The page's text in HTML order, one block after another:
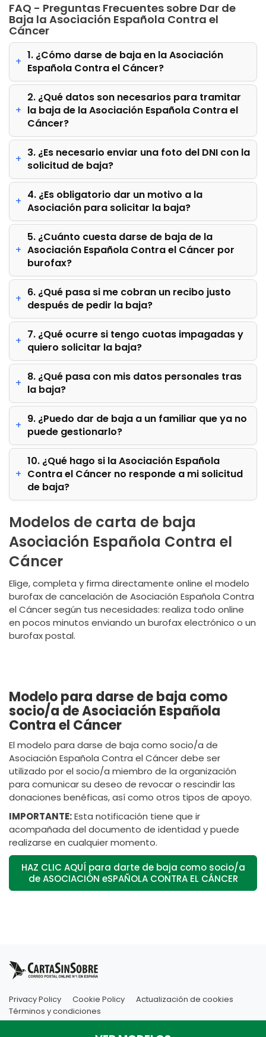
FAQ - Preguntas Frecuentes sobre Dar de
Baja la Asociación Española Contra el
Cáncer
1. ¿Cómo darse de baja en la Asociación
Española Contra el Cáncer?
2. ¿Qué datos son necesarios para tramitar
la baja de la Asociación Española Contra el
Cáncer?
3. ¿Es necesario enviar una foto del DNI con la
solicitud de baja?
4. ¿Es obligatorio dar un motivo a la
Asociación para solicitar la baja?
5. ¿Cuánto cuesta darse de baja de la
Asociación Española Contra el Cáncer por
burofax?
6. ¿Qué pasa si me cobran un recibo justo
después de pedir la baja?
7. ¿Qué ocurre si tengo cuotas impagadas y
quiero solicitar la baja?
8. ¿Qué pasa con mis datos personales tras
la baja?
9. ¿Puedo dar de baja a un familiar que ya no
puede gestionarlo?
10. ¿Qué hago si la Asociación Española
Contra el Cáncer no responde a mi solicitud
de baja?
Modelos de carta de baja
Asociación Española Contra el
Cáncer
Elige, completa y firma directamente online el modelo
burofax de cancelación de Asociación Española Contra
el Cáncer según tus necesidades: realiza todo online
en pocos minutos enviando un burofax electrónico o un
burofax postal.
Modelo para darse de baja como
socio/a de Asociación Española
Contra el Cáncer
El modelo para darse de baja como socio/a de
Asociación Española Contra el Cáncer debe ser
utilizado por el socio/a miembro de la organización
para comunicar su deseo de revocar o rescindir las
donaciones benéficas, así como otros tipos de apoyo.
IMPORTANTE:Esta notificación tiene que ir
acompañada del documento de identidad y puede
realizarse en cualquier momento.
HAZ CLIC AQUÍ para darte de baja como socio/a
de ASOCIACIÓN eSPAÑOLA CONTRA EL CÁNCER
Privacy Policy Cookie Policy
Actualización de cookies
Términos y condiciones